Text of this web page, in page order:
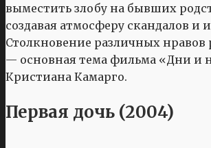
выместить злобу на бывших
создавая атмосферу скандалов и
Столкновение различных
— основная тема фильма «Дни и
Кристиана Камарго.
Первая дочь (2004)